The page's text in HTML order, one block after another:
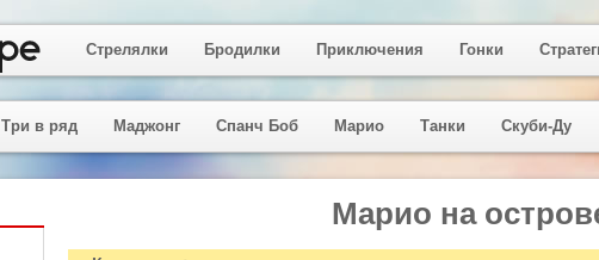
Марио на
Стрелялки Бродилки Приключения Гонки
Три в ряд Маджонг Спанч Боб Марио Танки Скуби-Ду